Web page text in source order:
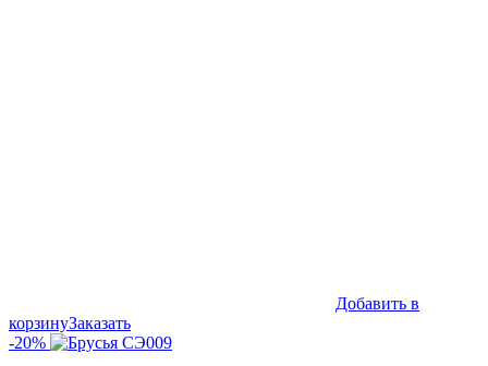
Добавить в
корзинуЗаказать
-20%